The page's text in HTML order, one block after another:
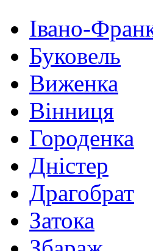
Івано-
Буковель
Виженка
Вінниця
Городенка
Дністер
Драгобрат
Затока